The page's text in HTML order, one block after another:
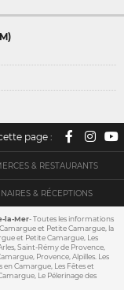
page :
& RESTAURANTS
& RÉCEPTIONS
la-Mer- Toutes les informations
et Petite Camargue, la
et Petite Camargue, Les
Saint-Rémy de Provence,
Provence, Alpilles. Les
en Camargue, Les Fêtes et
Le Pélerinage des